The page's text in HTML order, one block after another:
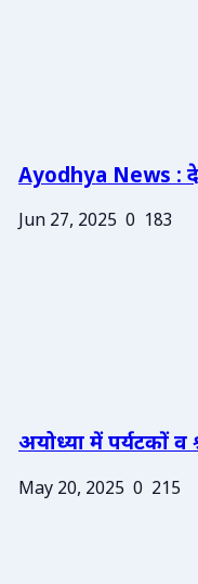
Ayodhya News :
Jun 27, 2025 0 183
अयोध्या में पर्यटकों व
May 20, 2025 0 215